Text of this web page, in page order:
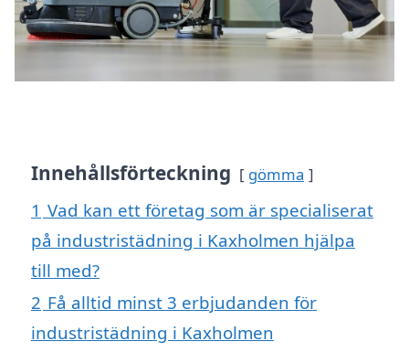
Innehållsförteckning gömma
1 Vad kan ett företag som är specialiserat
på industristädning i Kaxholmen hjälpa
till med?
2 Få alltid minst 3 erbjudanden för
industristädning i Kaxholmen